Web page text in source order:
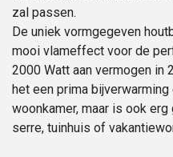
zal passen.
De uniek vormgegeven
mooi vlameffect voor de
2000 Watt aan vermogen in
het een prima
woonkamer, maar is ook
serre, tuinhuis of